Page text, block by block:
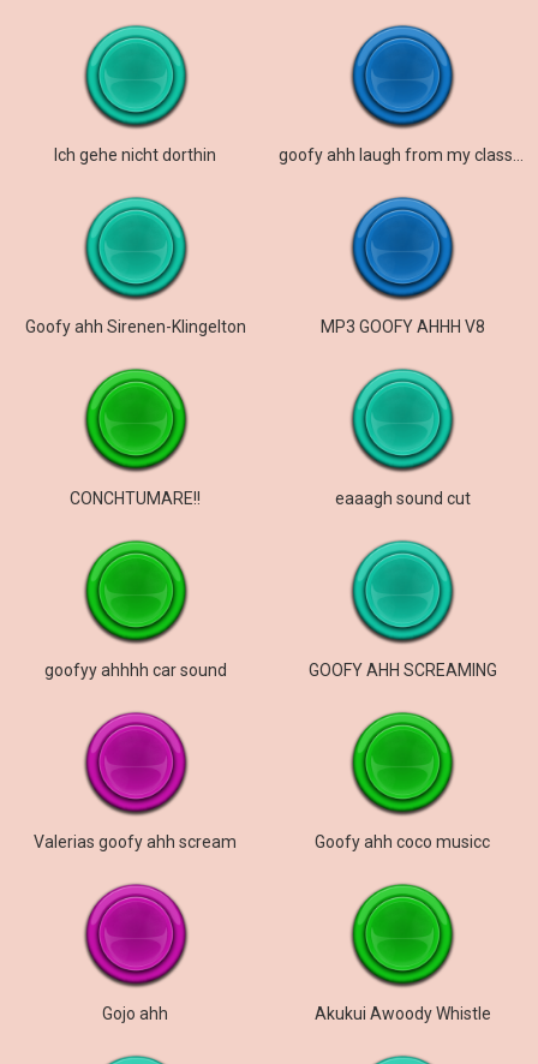
Ich gehe nicht dorthin
Goofy ahh Sirenen-Klingelton MP3 GOOFY AHHH V8
CONCHTUMARE!! eaaagh sound cut
goofyy ahhhh car sound GOOFY AHH SCREAMING
Valerias goofy ahh scream Goofy ahh coco musicc
Gojo ahh Akukui Awoody Whistle